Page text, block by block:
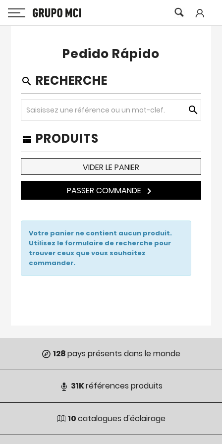
Pedido Rápido
search RECHERCHE
search
view_list PRODUITS
VIDER LE PANIER
PASSER COMMANDE keyboard_arrow_right
Votre panier ne contient aucun produit.
Utilisez le formulaire de recherche pour
trouver ceux que vous souhaitez
commander.
128pays présents dans le monde
31Kréférences produits
10catalogues d'éclairage